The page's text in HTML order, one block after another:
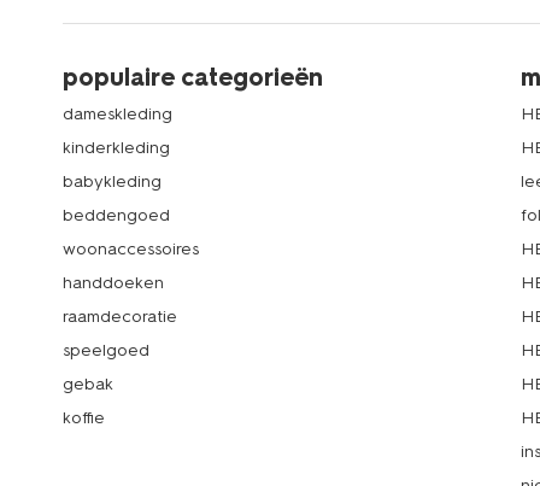
populaire categorieën
dameskleding
kinderkleding
babykleding
beddengoed
woonaccessoires
handdoeken
raamdecoratie
speelgoed
gebak
koffie